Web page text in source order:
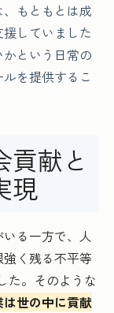
もともとは成
していました
という日常の
を提供するこ
貢献と
現
る一方で、人
く残る不平等
た。そのような
は世の中に貢献